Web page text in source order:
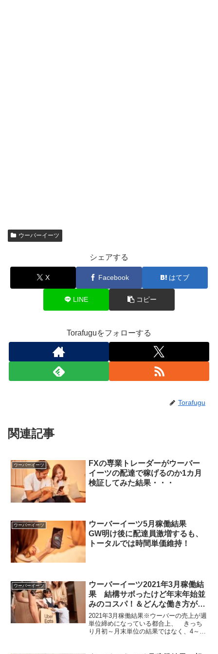
ウーバーイーツ
シェアする
X Facebook はてブ
LINE コピー
Torafuguをフォローする
Torafugu
関連記事
ウーバーイーツ
FXの専業トレーダーがウーバー
イーツの配達で稼げるのか1カ月
検証してみた結果・・・
ウーバーイーツ
ウーバーイーツ5月稼働結果
GW明け後に配達員激増するも、
トータルでは時間単価維持！
ウーバーイーツ
ウーバーイーツ2021年3月稼働結
果 結構サボったけど年末年始並
みのコスパ！＆どんな働き方が一
番合っているのか？
2021年3月稼働結果※ウーバーの売上が週
単位締めになっている都合上、 きっち
り月初～月末単位の結果ではなく、4～5